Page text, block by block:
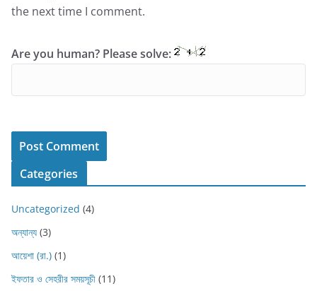
the next time I comment.
Are you human? Please solve:
Categories
Uncategorized (4)
অন্যান্য (3)
আয়েশা (রা.) (1)
ইফতার ও সেহরীর সময়সূচী (11)